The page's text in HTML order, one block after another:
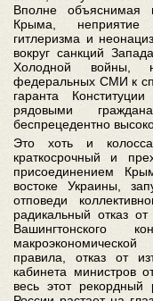
Вполне объяснимая
Крыма, неприятие
гитлеризма и
вокруг санкций
Холодной войны,
федеральных СМИ к
гаранта
рядовыми
беспрецедентно
Это хоть и
краткосрочный и
присоединением
востоке Украины,
отповеди
радикальный отказ
Вашингтонского
правила, отказ от
кабинета министров
весь этот